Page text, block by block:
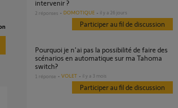
intervenir ?
2 réponses DOMOTIQUE il y a 26 jours
Participer au fil de discussion
pourquoi je n'ai pas la possibilité de faire des
scénarios en automatique sur ma Tahoma
switch?
1 réponse VOLET il y a 3 mois
Participer au fil de discussion